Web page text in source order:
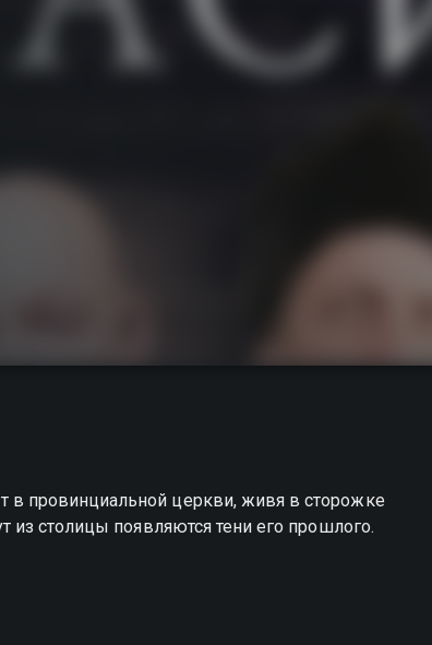
провинциальной церкви, живя в сторожке
из столицы появляются тени его прошлого.